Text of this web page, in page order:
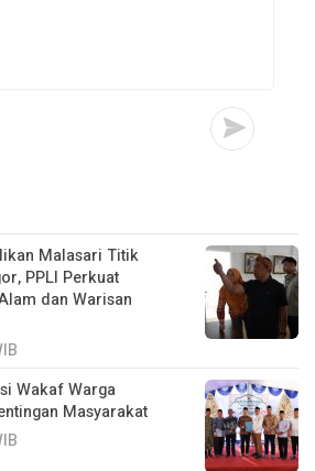
Malasari Titik
PPLI Perkuat
dan Warisan
Wakaf Warga
Masyarakat